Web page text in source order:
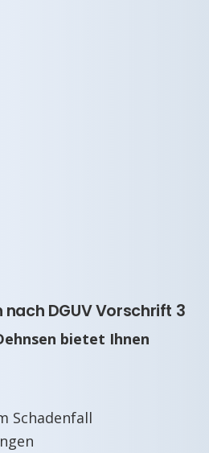
nach DGUV Vorschrift 3
bietet Ihnen
Schadenfall